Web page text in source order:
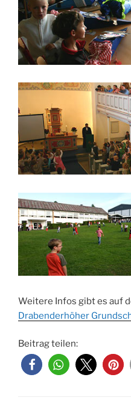
Weitere Infos gibt es auf
Drabenderhöher
Beitrag teilen: